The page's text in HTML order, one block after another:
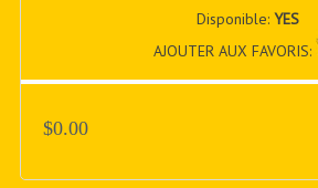
Disponible:YES
AJOUTER AUX FAVORIS:
$0.00